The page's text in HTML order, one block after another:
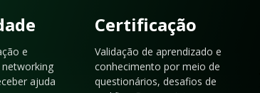
e
ajuda
Certificação
Validação de aprendizado e
conhecimento por meio de
questionários, desafios de